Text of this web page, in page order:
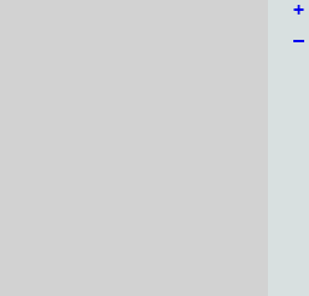
+
–